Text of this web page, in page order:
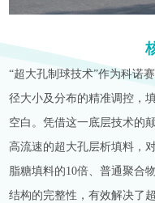
“超大孔制球技术”作为科诺
径大小及分布的精准调控，
空白。凭借这一底层技术的
高流速的超大孔层析填料，
脂糖填料的10倍、普通聚合
结构的完整性，有效解决了